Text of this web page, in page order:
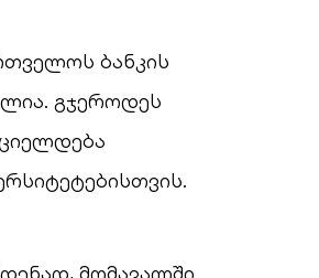
ბანკის
გჯეროდეს